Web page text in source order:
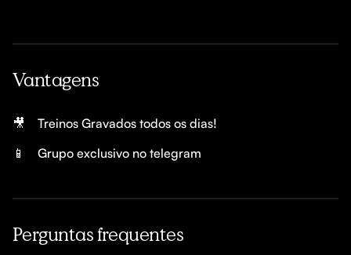
Vantagens
🎥
Treinos Gravados todos os dias!
📱
Grupo exclusivo no telegram
Perguntas frequentes